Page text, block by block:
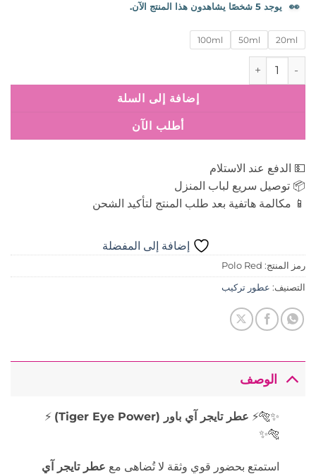
👀 يوجد 5 شخصًا يشاهدون هذا المنتج الآن.
20ml
50ml
100ml
كمية عطر تايجر اي باور Tiger Eye Power
إضافة إلى السلة
أطلب الآن
💵 الدفع عند الاستلام
📦 توصيل سريع لباب المنزل
📱 مكالمة هاتفية بعد طلب المنتج لتأكيد الشحن
إضافة إلى المفضلة
رمز المنتج: Polo Red
التصنيف: عطور تركيب
الوصف
✨🐅⚡ عطر تايجر آي باور (Tiger Eye Power)
⚡
🐅✨
استمتع بحضور قوي وثقة لا تُضاهى مع عطر تايجر آي